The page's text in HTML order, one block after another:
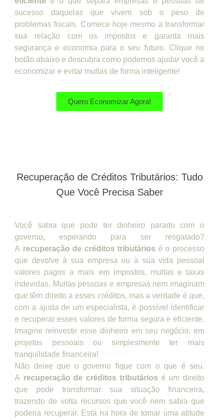
sucesso daquelas que vivem sob o peso de
problemas fiscais. Comece hoje mesmo a transformar
sua relação com os impostos e garanta mais
segurança e economia para o seu futuro. Clique no
botão abaixo e descubra como podemos ajudar você a
economizar e evitar multas de forma inteligente!
Quero Economizar Agora!
Recuperação de Créditos Tributários: Tudo
Que Você Precisa Saber
Você sabia que pode ter dinheiro parado com o
governo, esperando para ser resgatado?
A recuperação de créditos tributários é o processo
que devolve à sua empresa ou à sua vida pessoal
valores pagos a mais em impostos, multas e taxas
indevidas. Muitas pessoas e empresas nem imaginam
que têm direito a esses créditos, mas a verdade é que,
com a ajuda de um especialista, é possível identificar
e recuperar esses valores de forma segura e eficiente.
Imagine reinvestir esse dinheiro em seu negócio, em
projetos pessoais ou simplesmente ter mais
tranquilidade financeira!
Não deixe que o governo fique com o que é seu.
A recuperação de créditos tributários é um direito
que pode transformar sua situação financeira,
trazendo de volta recursos que você nem sabia que
poderia recuperar. Está na hora de tomar uma atitude